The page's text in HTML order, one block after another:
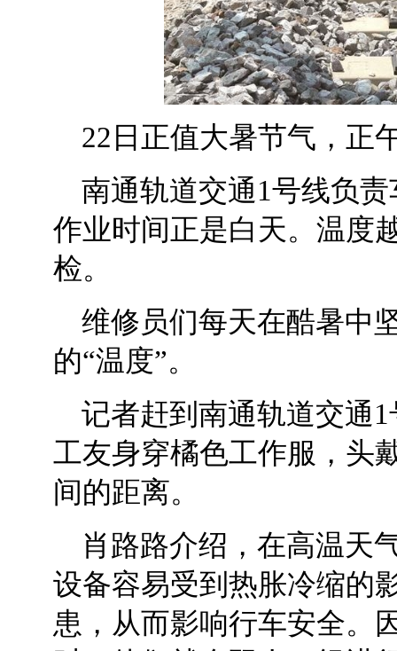
22日正值大暑节气，正
南通轨道交通1号线负
作业时间正是白天。温度
检。
维修员们每天在酷暑中
的“温度”。
记者赶到南通轨道交通
工友身穿橘色工作服，头
间的距离。
肖路路介绍，在高温天
设备容易受到热胀冷缩的
患，从而影响行车安全。